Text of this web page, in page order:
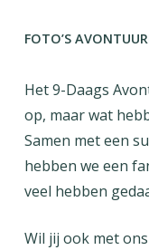
FOTO’S
Het 9-Daags
op, maar wat
Samen met een
hebben we een
veel hebben
Wil jij ook met